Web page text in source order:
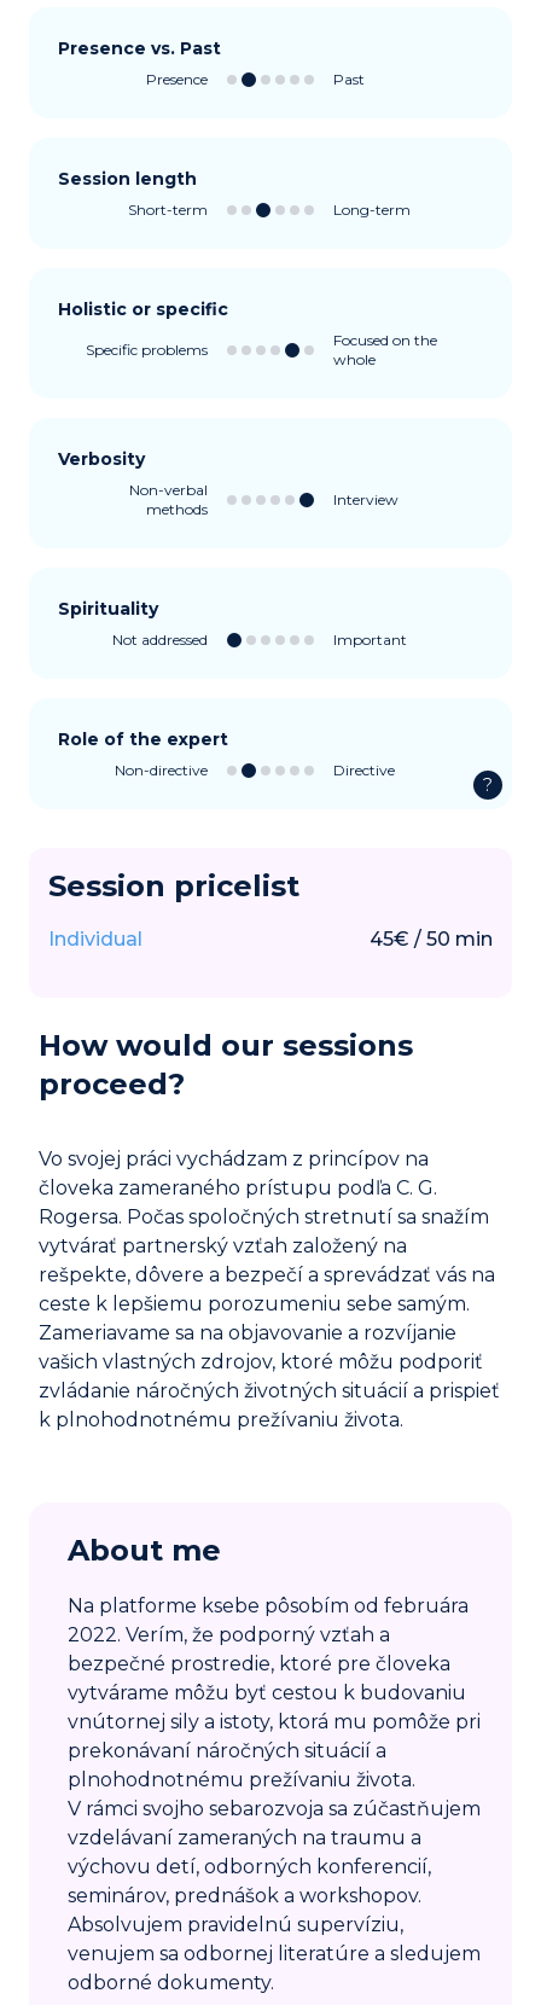
Presence vs. Past
Presence Past
Session length
Short-term Long-term
Holistic or specific
Specific problems
Focused on the
whole
Verbosity
Non-verbal
methods
Interview
Spirituality
Not addressed Important
Role of the expert
Non-directive Directive
?
Session pricelist
Individual 45€ / 50 min
How would our sessions
proceed?
Vo svojej práci vychádzam z princípov na
človeka zameraného prístupu podľa C. G.
Rogersa. Počas spoločných stretnutí sa snažím
vytvárať partnerský vzťah založený na
rešpekte, dôvere a bezpečí a sprevádzať vás na
ceste k lepšiemu porozumeniu sebe samým.
Zameriavame sa na objavovanie a rozvíjanie
vašich vlastných zdrojov, ktoré môžu podporiť
zvládanie náročných životných situácií a prispieť
k plnohodnotnému prežívaniu života.
About me
Na platforme ksebe pôsobím od februára
2022. Verím, že podporný vzťah a
bezpečné prostredie, ktoré pre človeka
vytvárame môžu byť cestou k budovaniu
vnútornej sily a istoty, ktorá mu pomôže pri
prekonávaní náročných situácií a
plnohodnotnému prežívaniu života.
V rámci svojho sebarozvoja sa zúčastňujem
vzdelávaní zameraných na traumu a
výchovu detí, odborných konferencií,
seminárov, prednášok a workshopov.
Absolvujem pravidelnú supervíziu,
venujem sa odbornej literatúre a sledujem
odborné dokumenty.